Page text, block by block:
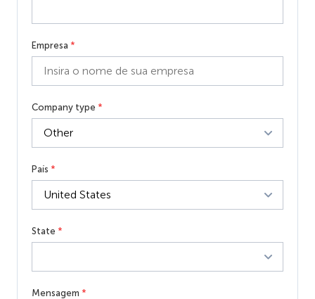
Empresa *
Company type *
País *
State *
Mensagem *